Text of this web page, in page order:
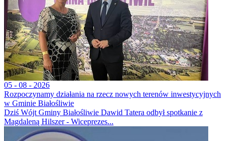
05 - 08 - 2026
Rozpoczynamy działania na rzecz nowych terenów inwestycyjnych
w Gminie Białośliwie
Dziś Wójt Gminy Białośliwie Dawid Tatera odbył spotkanie z
Magdaleną Hilszer - Wiceprezes...